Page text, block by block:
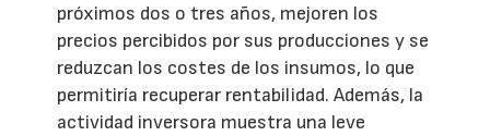
próximos dos o tres años, mejoren los
precios percibidos por sus producciones y se
reduzcan los costes de los insumos, lo que
permitiría recuperar rentabilidad. Además, la
actividad inversora muestra una leve